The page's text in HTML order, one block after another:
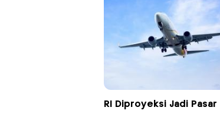
RI Diproyeksi Jadi Pasar